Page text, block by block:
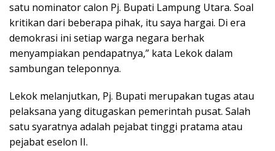
satu nominator calon Pj. Bupati Lampung Utara. Soal
kritikan dari beberapa pihak, itu saya hargai. Di era
demokrasi ini setiap warga negara berhak
menyampiakan pendapatnya,” kata Lekok dalam
sambungan teleponnya.
Lekok melanjutkan, Pj. Bupati merupakan tugas atau
pelaksana yang ditugaskan pemerintah pusat. Salah
satu syaratnya adalah pejabat tinggi pratama atau
pejabat eselon II.